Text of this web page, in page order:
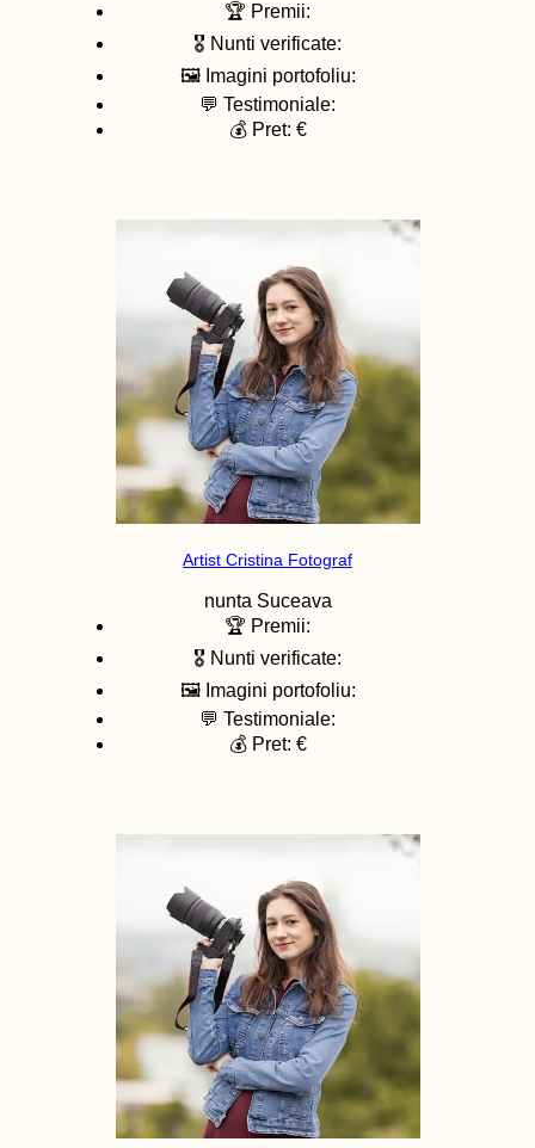
🏆 Premii:
🎖️ Nunti verificate:
🖼️ Imagini portofoliu:
💬 Testimoniale:
💰 Pret: €
Artist Cristina Fotograf
nunta Suceava
🏆 Premii:
🎖️ Nunti verificate:
🖼️ Imagini portofoliu:
💬 Testimoniale:
💰 Pret: €